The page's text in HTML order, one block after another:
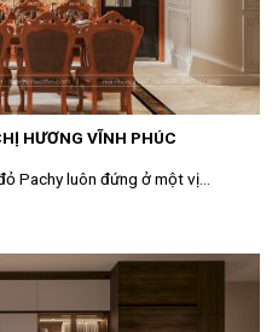
HƯƠNG VĨNH PHÚC
Pachy luôn đứng ở một vị...